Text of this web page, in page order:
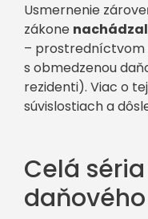
Usmernenie
zákone
– prostredníctvom
s obmedzenou
rezidenti). Viac o
súvislostiach a
Celá